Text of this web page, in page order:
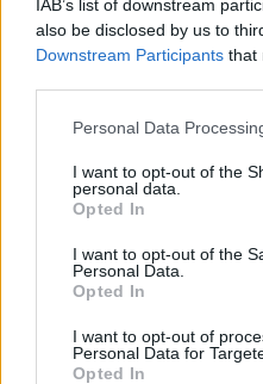
IAB’s list of downstream
also be disclosed by us to
Downstream Participants that
Personal Data
I want to opt-out of the
personal data.
Opted In
I want to opt-out of the
Personal Data.
Opted In
I want to opt-out of
Personal Data for
Opted In
i
vincula
6 d'agost
Els
31 de juliol
per a